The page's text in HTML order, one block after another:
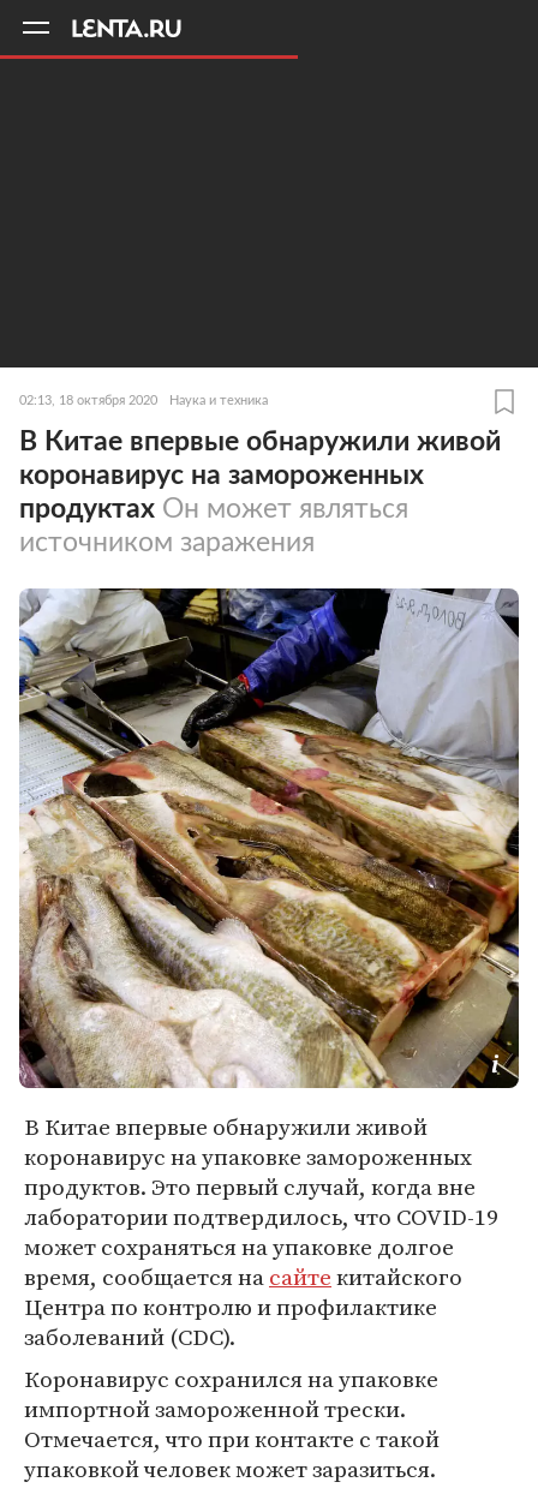
02:13, 18 октября 2020 Наука и техника
В Китае впервые обнаружили живой
коронавирус на замороженных
продуктах Он может являться
источником заражения
В Китае впервые обнаружили живой
коронавирус на упаковке замороженных
продуктов. Это первый случай, когда вне
лаборатории подтвердилось, что COVID-19
может сохраняться на упаковке долгое
время, сообщается насайтекитайского
Центра по контролю и профилактике
заболеваний (CDC).
Коронавирус сохранился на упаковке
импортной замороженной трески.
Отмечается, что при контакте с такой
упаковкой человек может заразиться.